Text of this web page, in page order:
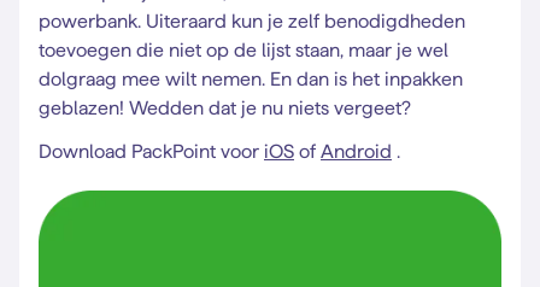
powerbank. Uiteraard kun je zelf benodigdheden
toevoegen die niet op de lijst staan, maar je wel
dolgraag mee wilt nemen. En dan is het inpakken
geblazen! Wedden dat je nu niets vergeet?
Download PackPoint voor iOS of Android .